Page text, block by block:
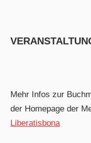
Mehr Infos zur
der Homepage der
Liberatisbona